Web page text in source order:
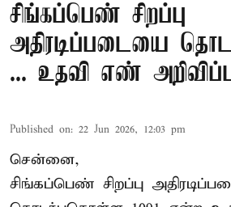
சிங்கப்பெண் சிறப்பு
அதிரடிப்படையை
... உதவி எண்
Published on: 22 Jun 2026, 12:03 pm
சென்னை,
சிங்கப்பெண் சிறப்பு